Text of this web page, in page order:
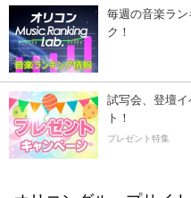
毎週の音楽ラ
ク！
試写会、登壇
ト！
プレゼント特集